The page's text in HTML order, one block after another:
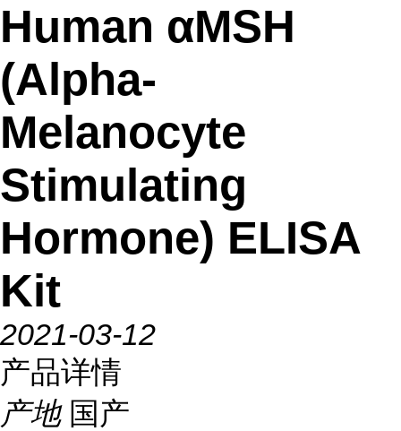
Human αMSH
(Alpha-
Melanocyte
Stimulating
Hormone) ELISA
Kit
2021-03-12
产品详情
产地 国产